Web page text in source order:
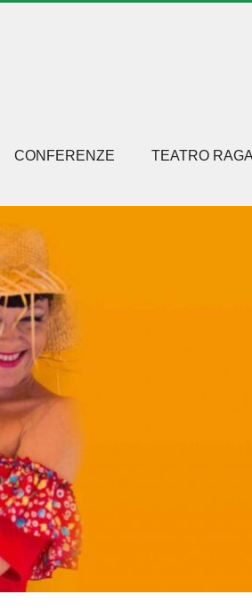
CONFERENZE TEATRO